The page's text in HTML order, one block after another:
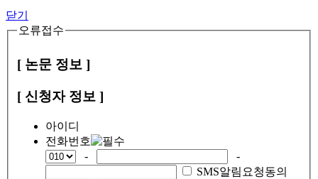
닫기
오류접수
[ 논문 정보 ]
[ 신청자 정보 ]
아이디
전화번호
-
-
SMS알림요청동의